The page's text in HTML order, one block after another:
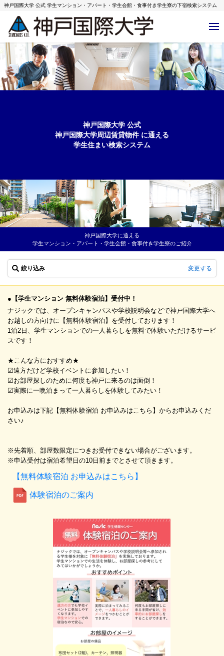
神戸国際大学 公式 学生マンション・アパート・学生会館・食事付き学生寮の下宿検索システム
神戸国際大学 公式
神戸国際大学周辺賃貸物件に通える
学生住まい検索システム
神戸国際大学に通える
学生マンション・アパート・学生会館・食事付き学生寮のご紹介
絞り込み 変更する
●【学生マンション 無料体験宿泊】受付中！
ナジックでは、オープンキャンパスや学校説明会などで神戸国際大学へ
お越しの方向けに【無料体験宿泊】を受付しております！
1泊2日、学生マンションでの一人暮らしを無料で体験いただけるサービ
スです！
★こんな方におすすめ★
☑遠方だけど学校イベントに参加したい！
☑お部屋探しのために何度も神戸に来るのは面倒！
☑実際に一晩泊まって一人暮らしを体験してみたい！
お申込みは下記【無料体験宿泊 お申込みはこちら】からお申込みくだ
さい♪
※先着順、部屋数限定につきお受付できない場合がございます。
※申込受付は宿泊希望日の10日前までとさせて頂きます。
【無料体験宿泊 お申込みはこちら】
体験宿泊のご案内